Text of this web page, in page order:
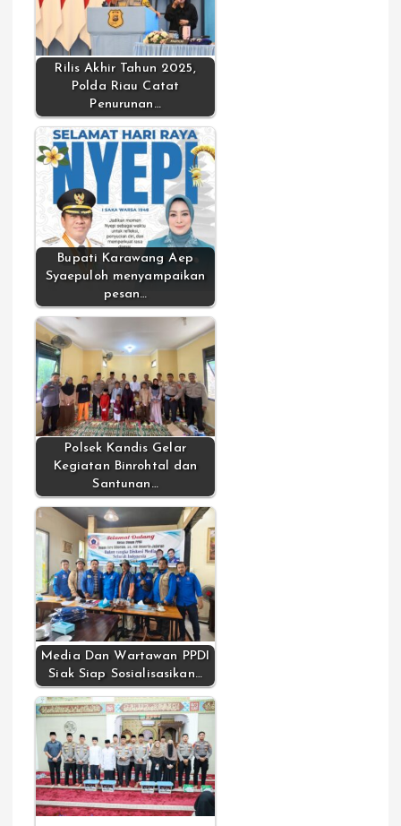
Rilis Akhir Tahun 2025,
Polda Riau Catat
Penurunan…
Bupati Karawang Aep
Syaepuloh menyampaikan
pesan…
Polsek Kandis Gelar
Kegiatan Binrohtal dan
Santunan…
Media Dan Wartawan PPDI
Siak Siap Sosialisasikan…